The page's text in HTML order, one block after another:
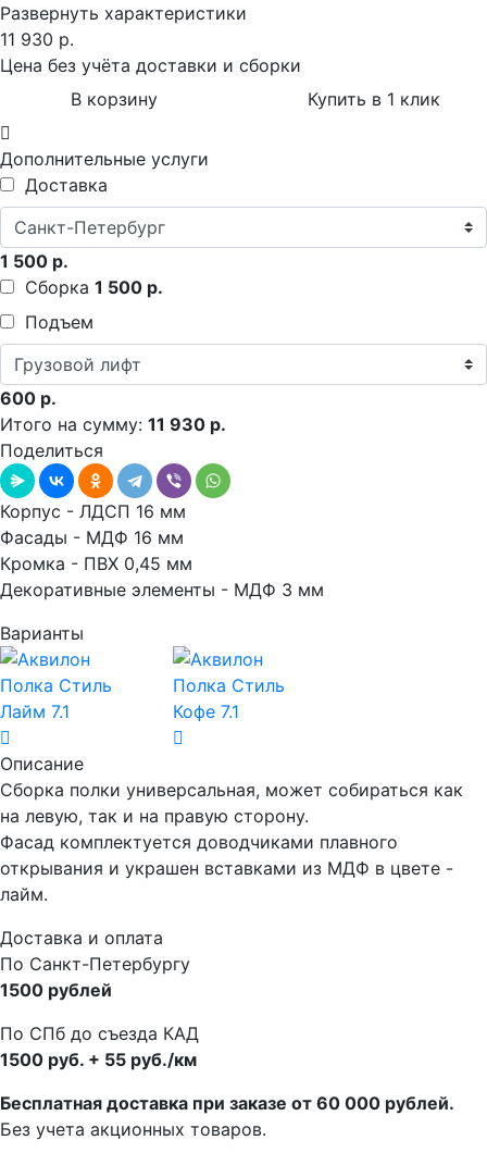
Развернуть характеристики
11 930 р.
Цена без учёта доставки и сборки
В корзину
Купить в 1 клик
Дополнительные услуги
Доставка
1 500 р.
Сборка 1 500 р.
Подъем
600 р.
Итого на сумму: 11 930 р.
Поделиться
Корпус - ЛДСП 16 мм
Фасады - МДФ 16 мм
Кромка - ПВХ 0,45 мм
Декоративные элементы - МДФ 3 мм
Варианты
Описание
Сборка полки универсальная, может собираться как
на левую, так и на правую сторону.
Фасад комплектуется доводчиками плавного
открывания и украшен вставками из МДФ в цвете -
лайм.
Доставка и оплата
По Санкт-Петербургу
1500 рублей
По СПб до съезда КАД
1500 руб. + 55 руб./км
Бесплатная доставка при заказе от 60 000 рублей.
Без учета акционных товаров.